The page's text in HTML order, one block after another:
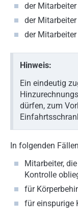
der
der
der
Hinweis:
Ein eindeutig
dürfen, zum
In folgenden
Mitarbeiter,
Kontrolle
für
für einspurige